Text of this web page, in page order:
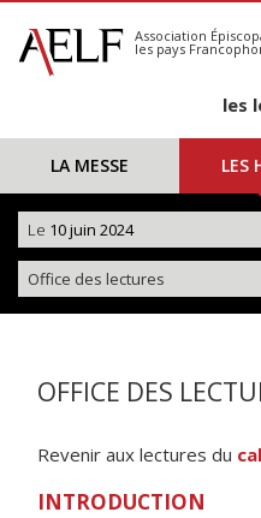
S'abonner
Calendrier
Association
les pays
les
LA MESSE LES
Le 10 juin 2024
Office des lectures
OFFICE DES
Revenir aux lectures du
INTRODUCTION